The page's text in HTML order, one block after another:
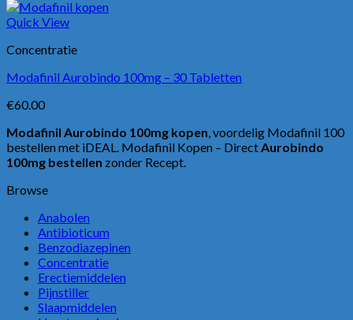
Quick View
Concentratie
Modafinil Aurobindo 100mg – 30 Tabletten
€60.00
Modafinil Aurobindo 100mg kopen, voordelig Modafinil 100
bestellen met iDEAL. Modafinil Kopen – DirectAurobindo
100mg bestellen zonder Recept.
Browse
Anabolen
Antibioticum
Benzodiazepinen
Concentratie
Erectiemiddelen
Pijnstiller
Slaapmiddelen